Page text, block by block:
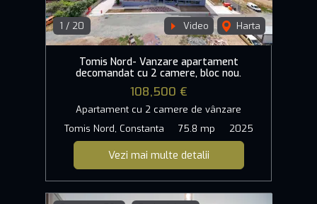
1 / 20 Video Harta
Tomis Nord- Vanzare apartament
decomandat cu 2 camere, bloc nou.
108,500 €
Apartament cu 2 camere de vânzare
Tomis Nord, Constanta
75.8 mp 2025
Vezi mai multe detalii